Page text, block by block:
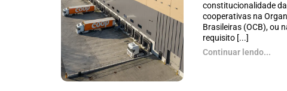
constitucionalidade
cooperativas na
Brasileiras (OCB), ou
requisito [...]
Continuar lendo...